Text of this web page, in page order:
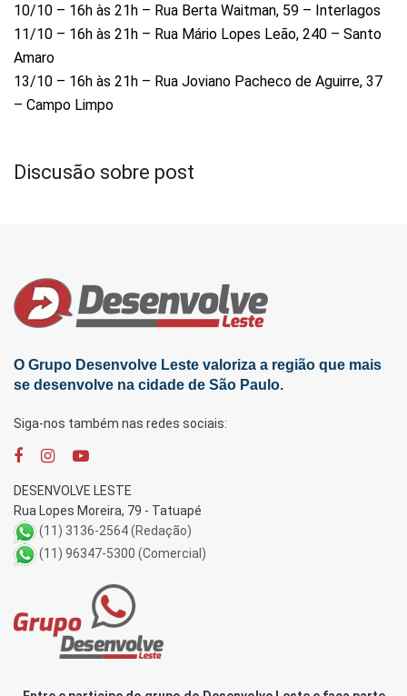
10/10 – 16h às 21h – Rua Berta Waitman, 59 – Interlagos
11/10 – 16h às 21h – Rua Mário Lopes Leão, 240 – Santo
Amaro
13/10 – 16h às 21h – Rua Joviano Pacheco de Aguirre, 37
– Campo Limpo
Discusão sobre post
O Grupo Desenvolve Leste valoriza a região que mais
se desenvolve na cidade de São Paulo.
Siga-nos também nas redes sociais:
DESENVOLVE LESTE
Rua Lopes Moreira, 79 - Tatuapé
(11) 3136-2564 (Redação)
(11) 96347-5300 (Comercial)